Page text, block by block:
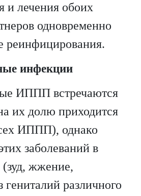
и лечения обоих
одновременно
реинфицирования.
инфекции
ИППП встречаются
их долю приходится
ИППП), однако
заболеваний в
жжение,
гениталий различного